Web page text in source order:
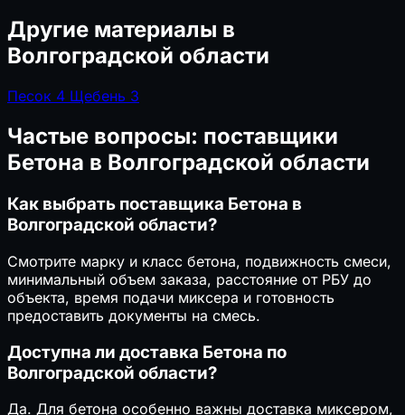
Другие материалы в
Волгоградской области
Песок 4 Щебень 3
Частые вопросы: поставщики
Бетона в Волгоградской области
Как выбрать поставщика Бетона в
Волгоградской области?
Смотрите марку и класс бетона, подвижность смеси,
минимальный объем заказа, расстояние от РБУ до
объекта, время подачи миксера и готовность
предоставить документы на смесь.
Доступна ли доставка Бетона по
Волгоградской области?
Да. Для бетона особенно важны доставка миксером,